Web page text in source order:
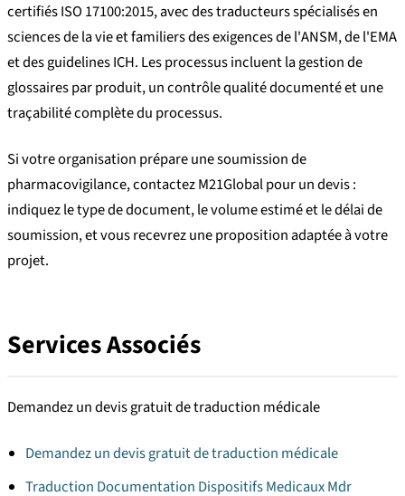
certifiés ISO 17100:2015, avec des traducteurs spécialisés en
sciences de la vie et familiers des exigences de l'ANSM, de l'EMA
et des guidelines ICH. Les processus incluent la gestion de
glossaires par produit, un contrôle qualité documenté et une
traçabilité complète du processus.
Si votre organisation prépare une soumission de
pharmacovigilance, contactez M21Global pour un devis :
indiquez le type de document, le volume estimé et le délai de
soumission, et vous recevrez une proposition adaptée à votre
projet.
Services Associés
Demandez un devis gratuit de traduction médicale
Demandez un devis gratuit de traduction médicale
Traduction Documentation Dispositifs Medicaux Mdr